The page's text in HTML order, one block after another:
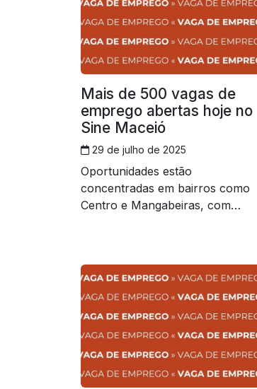
Mais de 500 vagas de
emprego abertas hoje no
Sine Maceió
29 de julho de 2025
Oportunidades estão
concentradas em bairros como
Centro e Mangabeiras, com